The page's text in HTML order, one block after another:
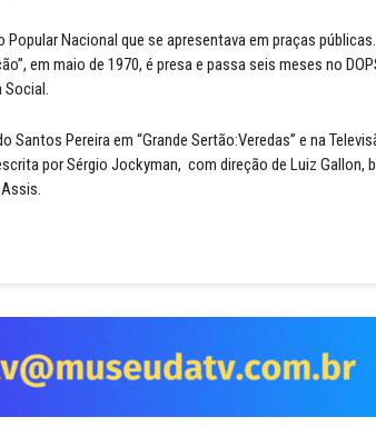
Popular Nacional que se apresentava em praças
em maio de 1970, é presa e passa seis meses no
Social.
Santos Pereira em “Grande Sertão:Veredas” e na
por Sérgio Jockyman, com direção de Luiz Gallon,